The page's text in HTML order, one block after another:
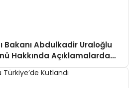
Bakanı Abdulkadir Uraloğlu
Hakkında Açıklamalarda